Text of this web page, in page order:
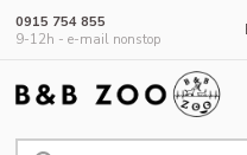
0915 754 855
9-12h - e-mail nonstop